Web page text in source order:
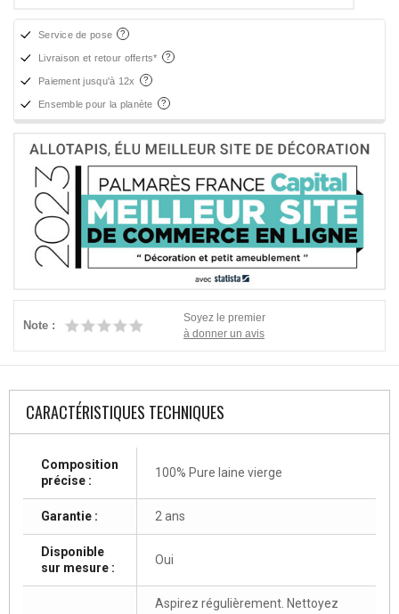
Service de pose
Livraison et retour offerts*
Paiement jusqu'à 12x
Ensemble pour la planète
Note :
Soyez le premier
à donner un avis
CARACTÉRISTIQUES TECHNIQUES
Composition
précise :
100% Pure laine vierge
Garantie : 2 ans
Disponible
sur mesure :
Oui
Aspirez régulièrement. Nettoyez